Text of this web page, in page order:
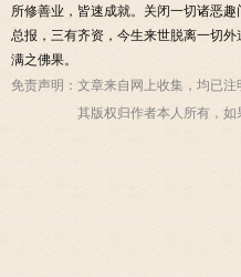
所修善业，皆速成就。关闭一切诸恶
总报，三有齐资，今生来世脱离一切
满之佛果。
免责声明： 文章来自网上收集，均已
其版权归作者本人所有，